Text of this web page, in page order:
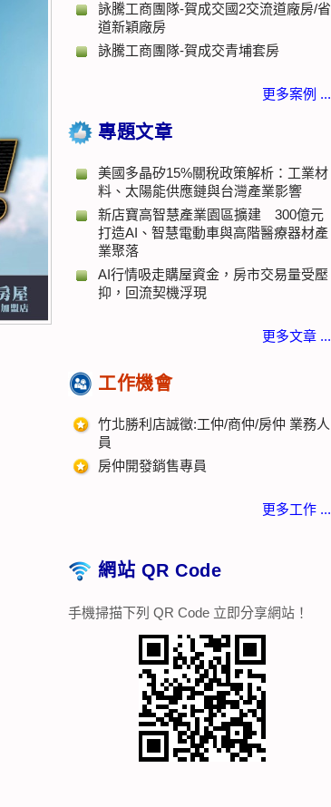
詠騰工商團隊-賀成交國2交流道廠房/省
道新穎廠房
詠騰工商團隊-賀成交青埔套房
更多案例 ...
專題文章
美國多晶矽15%關稅政策解析：工業材
料、太陽能供應鏈與台灣產業影響
新店寶高智慧產業園區擴建 300億元
打造AI、智慧電動車與高階醫療器材產
業聚落
AI行情吸走購屋資金，房市交易量受壓
抑，回流契機浮現
更多文章 ...
工作機會
竹北勝利店誠徵:工仲/商仲/房仲 業務人
員
房仲開發銷售專員
更多工作 ...
網站 QR Code
手機掃描下列 QR Code 立即分享網站！